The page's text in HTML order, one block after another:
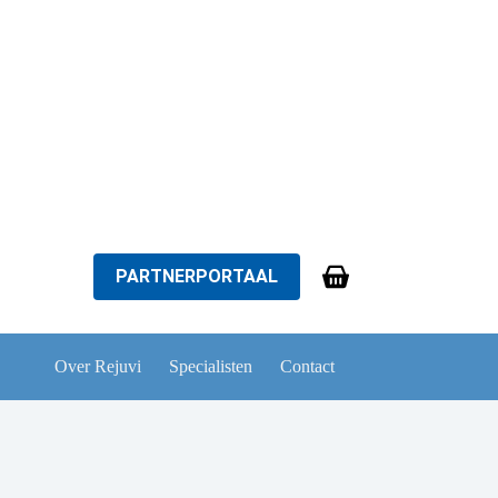
PARTNERPORTAAL Winkelwagen
Over Rejuvi Specialisten Contact